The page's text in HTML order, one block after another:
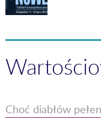
Choć diabłów